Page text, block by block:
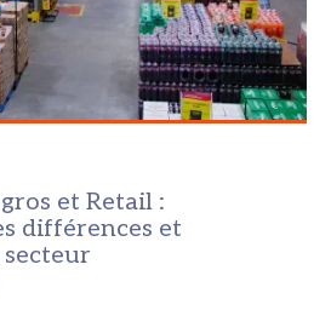
et Retail :
différences et